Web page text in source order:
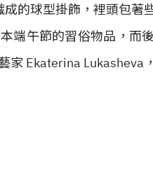
的球型掛飾，裡頭包著
端午節的習俗物品，而
家 Ekaterina Lukasheva